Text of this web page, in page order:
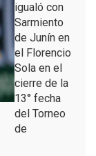
igualó con
Sarmiento
de Junín en
el Florencio
Sola en el
cierre de la
13° fecha
del Torneo
de